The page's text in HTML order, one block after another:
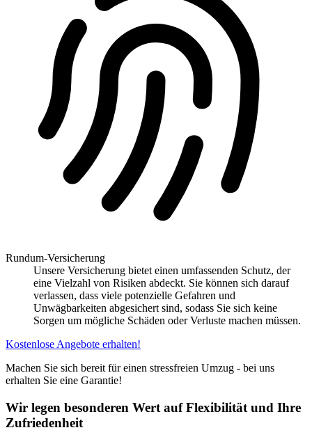
Rundum-Versicherung
Unsere Versicherung bietet einen umfassenden Schutz, der
eine Vielzahl von Risiken abdeckt. Sie können sich darauf
verlassen, dass viele potenzielle Gefahren und
Unwägbarkeiten abgesichert sind, sodass Sie sich keine
Sorgen um mögliche Schäden oder Verluste machen müssen.
Kostenlose Angebote erhalten!
Machen Sie sich bereit für einen stressfreien Umzug - bei uns
erhalten Sie eine Garantie!
Wir legen besonderen Wert auf Flexibilität und Ihre
Zufriedenheit